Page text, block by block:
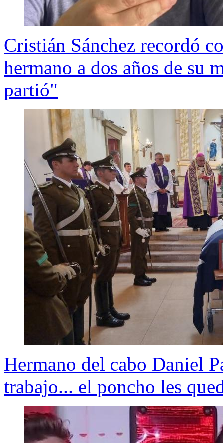
Cristián Sánchez recordó
hermano a dos años de su
partió"
Hermano del cabo Daniel
trabajo... el poncho les